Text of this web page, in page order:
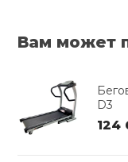
Вам может
D3
124